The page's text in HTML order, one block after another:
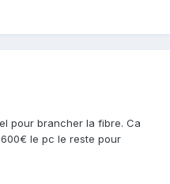
pour brancher la fibre. Ca
le pc le reste pour